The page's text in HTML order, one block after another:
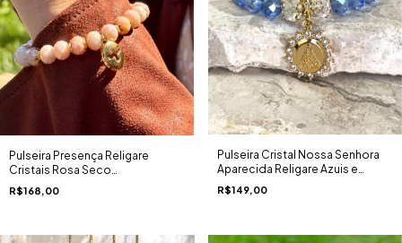
Pulseira Presença Religare
Cristais Rosa Seco
Espelhamento Dourado
Pingente Espírito Santo
R$168,00
Pulseira Cristal Nossa Senhora
Aparecida Religare Azuis e
Cristal Pingente Cravejado
Zircônias Ouro 18K
R$149,00